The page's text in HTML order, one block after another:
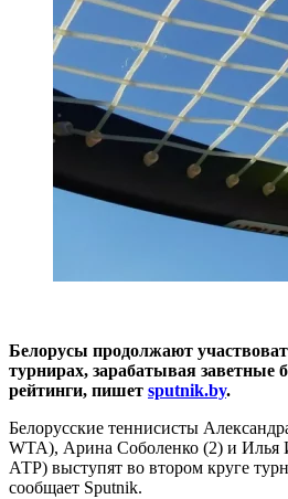
Белорусы продолжают
турнирах, зарабатывая
рейтинги, пишет sputnik.by.
Белорусские теннисисты
WTA), Арина Соболенко (2) и Илья
АТР) выступят во втором круге
сообщает Sputnik.